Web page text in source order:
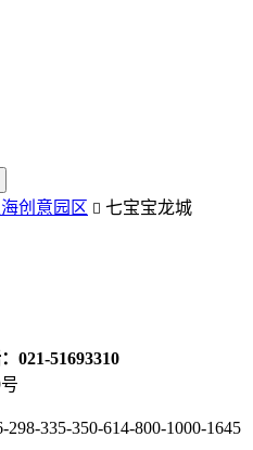
海创意园区  七宝宝龙城
021-51693310
335-350-614-800-1000-1645